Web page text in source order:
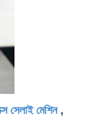
সেলাই মেশিন,